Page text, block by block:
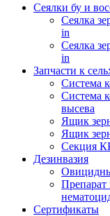
Сеялки бу и
Сеялка
in
Сеялка
in
Запчасти к
Система
Система
высева
Ящик
Ящик
Секция
Дезинвазия
Препарат
Сертификаты